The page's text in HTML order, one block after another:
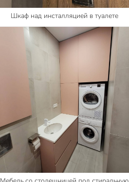
Шкаф над инсталляцией в туалете